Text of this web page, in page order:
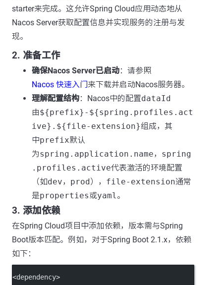
starter来完成。这允许Spring Cloud应用动态地从
Nacos Server获取配置信息并实现服务的注册与发
现。
2. 准备工作
确保Nacos Server已启动：请参照
Nacos 快速入门来下载并启动Nacos服务器。
理解配置结构：Nacos中的配置dataId
由${prefix}-${spring.profiles.act
ive}.${file-extension}组成，其
中prefix默认
为spring.application.name， spring
.profiles.active代表激活的环境配置
（如dev， prod）， file-extension通常
是properties或yaml。
3. 添加依赖
在Spring Cloud项目中添加依赖，版本需与Spring
Boot版本匹配。例如，对于Spring Boot 2.1.x，依赖
如下：
<dependency>